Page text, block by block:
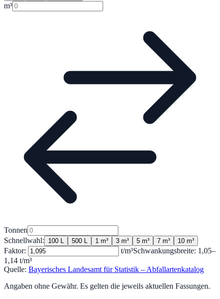
m³
Tonnen
Schnellwahl:
100 L 500 L 1 m³ 3 m³ 5 m³ 7 m³ 10 m³
Faktor: t/m³Schwankungsbreite: 1,05–
1,14 t/m³
Quelle: Bayerisches Landesamt für Statistik – Abfallartenkatalog
Angaben ohne Gewähr. Es gelten die jeweils aktuellen Fassungen.